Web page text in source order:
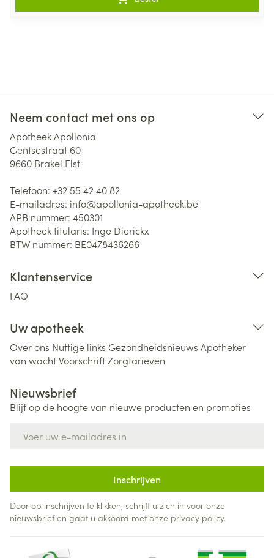
Neem contact met ons op
Apotheek Apollonia
Gentsestraat 60
9660 Brakel Elst
Telefoon: +32 55 42 40 82
E-mailadres: info@apollonia-apotheek.be
APB nummer: 450301
Apotheek titularis: Inge Dierickx
BTW nummer: BE0478436266
Klantenservice
FAQ
Uw apotheek
Over ons Nuttige links Gezondheidsnieuws Apotheker
van wachtVoorschriftZorgtarieven
Nieuwsbrief
Blijf op de hoogte van nieuwe producten en promoties
Inschrijven
Door op inschrijven te klikken, schrijft u zich in voor onze
nieuwsbrief en gaat u akkoord met onze privacy policy.